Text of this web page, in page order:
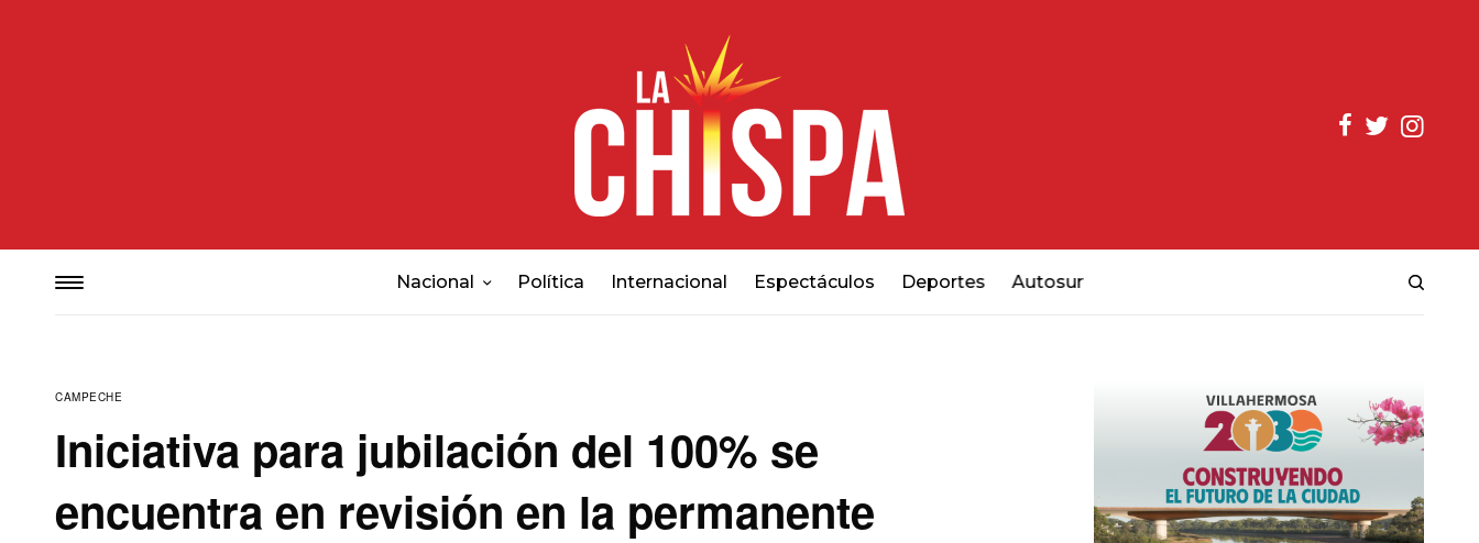
Nacional Política Internacional Espectáculos Deportes Autosur
CAMPECHE
Iniciativa para jubilación del 100% se
encuentra en revisión en la permanente